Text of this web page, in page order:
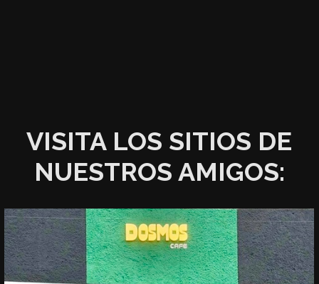
VISITA LOS SITIOS DE
NUESTROS AMIGOS: